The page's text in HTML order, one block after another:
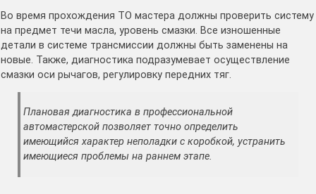
Во время прохождения ТО мастера должны проверить систему
на предмет течи масла, уровень смазки. Все изношенные
детали в системе трансмиссии должны быть заменены на
новые. Также, диагностика подразумевает осуществление
смазки оси рычагов, регулировку передних тяг.
Плановая диагностика в профессиональной
автомастерской позволяет точно определить
имеющийся характер неполадки с коробкой, устранить
имеющиеся проблемы на раннем этапе.